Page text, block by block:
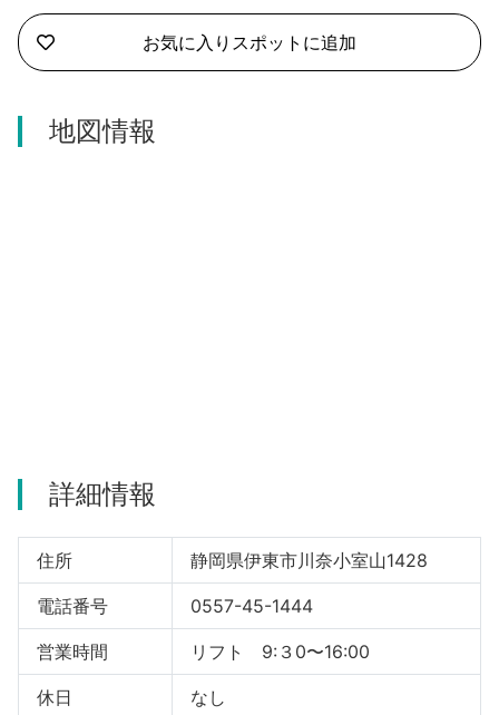
お気に入りスポットに追加
地図情報
詳細情報
住所 静岡県伊東市川奈小室山1428
電話番号 0557-45-1444
営業時間 リフト 9:３0〜16:00
休日 なし